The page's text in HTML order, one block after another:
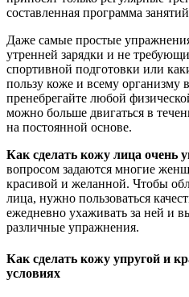
составленная программа
Даже самые простые
утренней зарядки и не
спортивной подготовки или
пользу коже и всему организму
пренебрегайте любой
можно больше двигаться в
на постоянной основе.
Как сделать кожу лица очень
вопросом задаются многие
красивой и желанной. Чтобы
лица, нужно пользоваться
ежедневно ухаживать за ней и
различные упражнения.
Как сделать кожу упругой и
условиях